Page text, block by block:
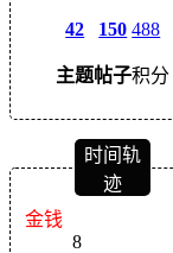
42
主题
150
帖子
488
积分
时间轨
迹
金钱
8